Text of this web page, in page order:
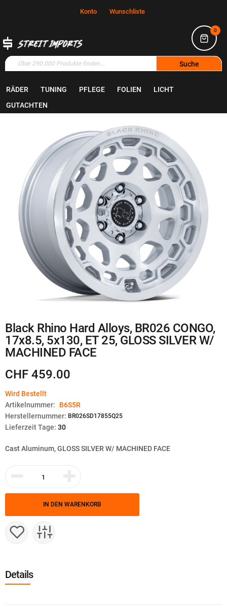
Konto Wunschliste
0
Suche
RÄDER TUNING PFLEGE FOLIEN
LICHT
GUTACHTEN
Zum
Ende
Zum
Anfang
der
Bildgalerie
springen
Black Rhino Hard Alloys, BR026 CONGO,
17x8.5, 5x130, ET 25, GLOSS SILVER W/
MACHINED FACE
CHF 459.00
Wird Bestellt
Artikelnummer:
B6S5R
Herstellernummer: BR026SD17855Q25
Lieferzeit Tage: 30
Cast Aluminum, GLOSS SILVER W/ MACHINED FACE
IN DEN WARENKORB
Details